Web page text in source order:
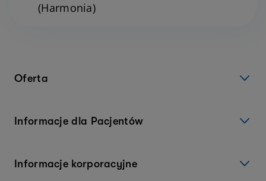
(Harmonia)
Oferta
Informacje dla Pacjentów
Informacje korporacyjne